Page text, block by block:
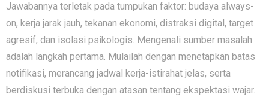
Jawabannya terletak pada tumpukan faktor: budaya always-
on, kerja jarak jauh, tekanan ekonomi, distraksi digital, target
agresif, dan isolasi psikologis. Mengenali sumber masalah
adalah langkah pertama. Mulailah dengan menetapkan batas
notifikasi, merancang jadwal kerja-istirahat jelas, serta
berdiskusi terbuka dengan atasan tentang ekspektasi wajar.